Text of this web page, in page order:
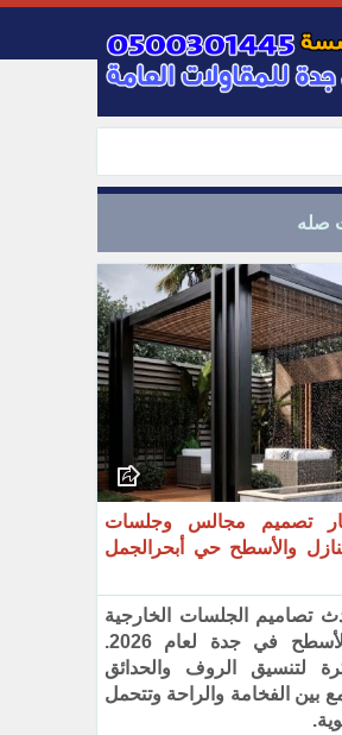
صله
تصميم مجالس وجلسات
والأسطح حي أبحرالجمل
تصاميم الجلسات الخارجية
ومجالس الأسطح في جدة لعام 2026.
لتنسيق الروف والحدائق
بين الفخامة والراحة وتتحمل